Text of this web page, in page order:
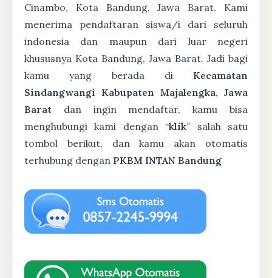
Cinambo, Kota Bandung, Jawa Barat. Kami
menerima pendaftaran siswa/i dari seluruh
indonesia dan maupun dari luar negeri
khususnya Kota Bandung, Jawa Barat. Jadi bagi
kamu yang berada di Kecamatan
Sindangwangi Kabupaten Majalengka, Jawa
Barat dan ingin mendaftar, kamu bisa
menghubungi kami dengan “klik” salah satu
tombol berikut, dan kamu akan otomatis
terhubung dengan PKBM INTAN Bandung